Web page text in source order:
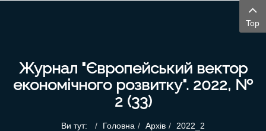
Журнал "Європейський вектор
економічного розвитку". 2022, №
2 (33)
Ви тут: Головна Архів
2022_2
Top